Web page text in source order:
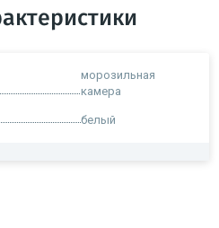
морозильная
камера
белый